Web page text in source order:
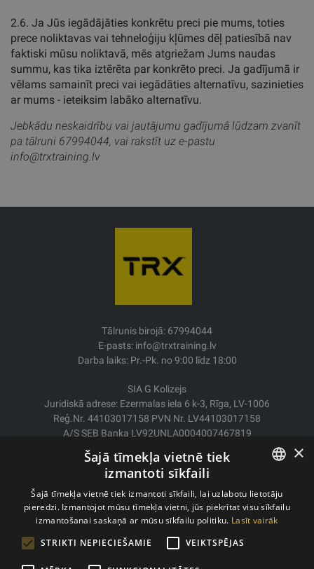
2.6. Ja Jūs iegādājāties konkrētu preci pie mums, toties
prece noliktavas vai tehneloģiju kļūmes dēļ patiesībā nav
faktiski mūsu noliktavā, mēs atgriežam Jums naudas
summu, kas tika iztērēta par konkrēto preci. Ja gadījumā ir
vēlams samainīt preci vai iegādāties alternatīvu, sazinieties
ar mums - ieteiksim labāko alternatīvu.
Jebkādu neskaidrību vai jautājumu gadījumā lūdzam zvanīt
pa tālruni 67994044, vai rakstīt uz e-pastu
info@trxtraining.lv
Tālrunis birojā: 67994044
E-pasts: info@trxtraining.lv
Darba laiks: Pr.-Pk. no 9:00 līdz 18:00
SIA G Kolizejs
Juridiskā adrese: Ezermalas iela 6 k-3, Rīga, LV-1006
Reģ.Nr. 44103017158 PVN Nr. LV44103017158
A/S SEB Banka LV92UNLA0004007467819
Piegāde/Atgriešana
Apmaksa
Pirkšanas nosacījumi
Kontakti
Privātuma politika
LATVIAN
×
Šajā tīmekļa vietnē tiek
izmantoti sīkfaili
Šajā tīmekļa vietnē tiek izmantoti sīkfaili, lai uzlabotu lietotāju
pieredzi. Izmantojot mūsu tīmekļa vietni, jūs piekrītat visu sīkfailu
izmantošanai saskaņā ar mūsu sīkfailu politiku. Lasīt vairāk
STRIKTI NEPIECIEŠAMIE
VEIKTSPĒJAS